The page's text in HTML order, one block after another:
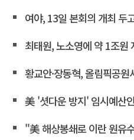
여야, 13일 본회의 개최 두고 신경전
최태원, 노소영에 약 1조원 지급
황교안·장동혁, 올림픽공원서 41초
美 '셧다운 방지' 임시예산안
"美 해상봉쇄로 이란 원유